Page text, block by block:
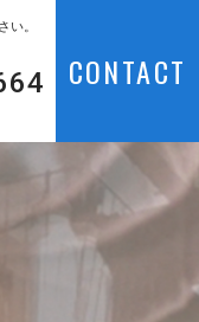
い。
CONTACT